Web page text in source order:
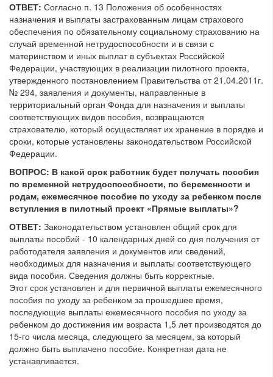
ОТВЕТ: Согласно п. 13 Положения об особенностях
назначения и выплаты застрахованным лицам страхового
обеспечения по обязательному социальному страхованию на
случай временной нетрудоспособности и в связи с
материнством и иных выплат в субъектах Российской
Федерации, участвующих в реализации пилотного проекта,
утвержденного постановлением Правительства от 21.04.2011г.
№ 294, заявления и документы, направленные в
территориальный орган Фонда для назначения и выплаты
соответствующих видов пособия, возвращаются
страхователю, который осуществляет их хранение в порядке и
сроки, которые установлены законодательством Российской
Федерации.
ВОПРОС: В какой срок работник будет получать пособия
по временной нетрудоспособности, по беременности и
родам, ежемесячное пособие по уходу за ребенком после
вступления в пилотный проект «Прямые выплаты»?
ОТВЕТ: Законодательством установлен общий срок для
выплаты пособий - 10 календарных дней со дня получения от
работодателя заявления и документов или сведений,
необходимых для назначения и выплаты соответствующего
вида пособия. Сведения должны быть корректные.
Этот срок установлен и для первичной выплаты ежемесячного
пособия по уходу за ребенком за прошедшее время,
последующие выплаты ежемесячного пособия по уходу за
ребенком до достижения им возраста 1,5 лет производятся до
15-го числа месяца, следующего за месяцем, за который
должно быть выплачено пособие. Конкретная дата не
устанавливается.